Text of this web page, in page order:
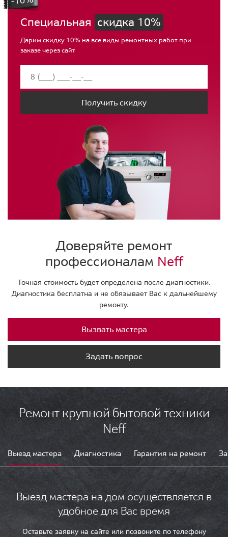
Специальная скидка 10%
Дарим скидку 10% на все виды ремонтных работ при
заказе через сайт
Получить скидку
Доверяйте ремонт
профессионалам Neff
Точная стоимость будет определена после диагностики.
Диагностика бесплатна и не обязывает Вас к дальнейшему
ремонту.
Вызвать мастера
Задать вопрос
Ремонт крупной бытовой техники
Neff
Выезд мастера Диагностика Гарантия на ремонт
Выезд мастера на дом осуществляется в
удобное для Вас время
Оставьте заявку на сайте или позвоните по телефону